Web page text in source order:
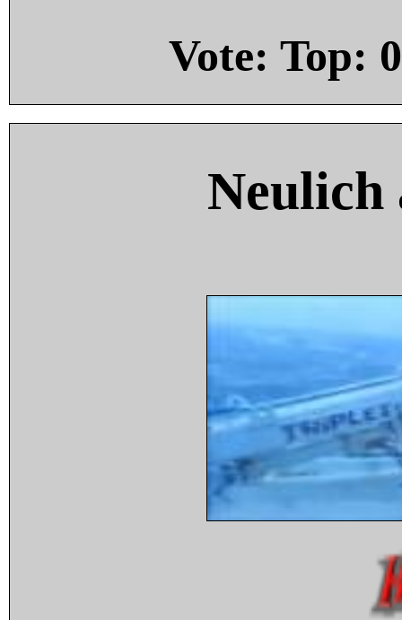
Vote: Top: 0
Neulich